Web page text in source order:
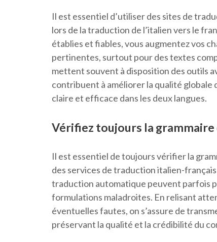
Il est essentiel d’utiliser des sites de
lors de la traduction de l’italien vers le
établies et fiables, vous augmentez vos
pertinentes, surtout pour des textes
mettent souvent à disposition des outils
contribuent à améliorer la qualité globale
claire et efficace dans les deux langues.
Vérifiez toujours la
Il est essentiel de toujours vérifier la
des services de traduction italien-
traduction automatique peuvent parfois
formulations maladroites. En relisant
éventuelles fautes, on s’assure de
préservant la qualité et la crédibilité du